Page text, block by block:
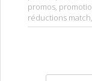
promos,
réductions match,